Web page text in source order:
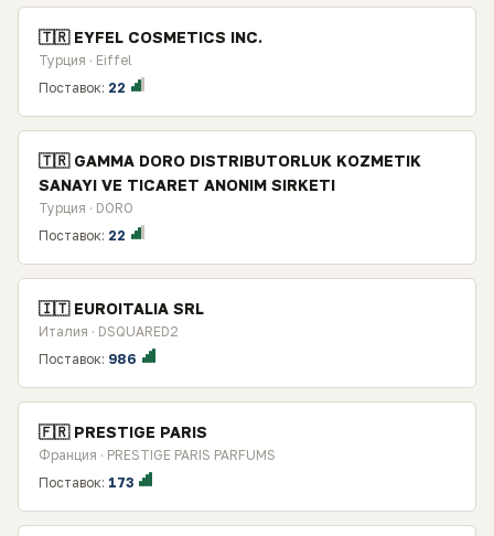
🇹🇷 EYFEL COSMETICS INC.
Турция · Eiffel
Поставок: 22
🇹🇷 GAMMA DORO DISTRIBUTORLUK KOZMETIK
SANAYI VE TICARET ANONIM SIRKETI
Турция · DORO
Поставок: 22
🇮🇹 EUROITALIA SRL
Италия · DSQUARED2
Поставок: 986
🇫🇷 PRESTIGE PARIS
Франция · PRESTIGE PARIS PARFUMS
Поставок: 173